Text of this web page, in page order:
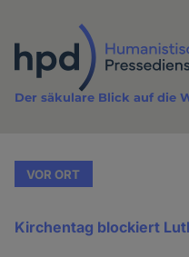
Inhalt
Der säkulare Blick auf die
VOR ORT
Kirchentag blockiert